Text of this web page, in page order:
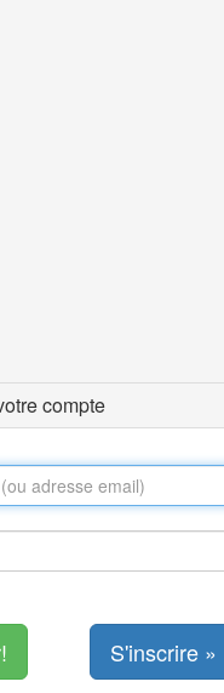
compte
S'inscrire »